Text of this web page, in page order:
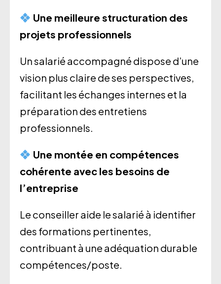
Une meilleure structuration des
projets professionnels
Un salarié accompagné dispose d’une
vision plus claire de ses perspectives,
facilitant les échanges internes et la
préparation des entretiens
professionnels.
Une montée en compétences
cohérente avec les besoins de
l’entreprise
Le conseiller aide le salarié à identifier
des formations pertinentes,
contribuant à une adéquation durable
compétences/poste.